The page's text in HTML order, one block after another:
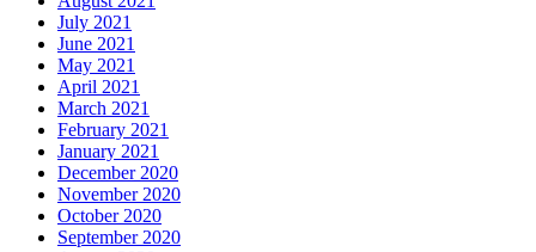
July 2021
June 2021
May 2021
April 2021
March 2021
February 2021
January 2021
December 2020
November 2020
October 2020
September 2020